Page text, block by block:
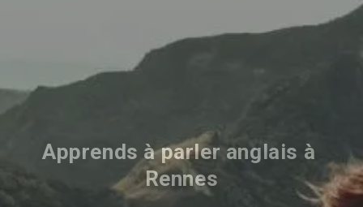
Apprends à parler anglais à
Rennes